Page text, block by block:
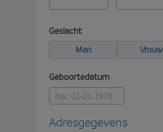
Geslacht
Man
Vrouw
Geboortedatum
Adresgegevens